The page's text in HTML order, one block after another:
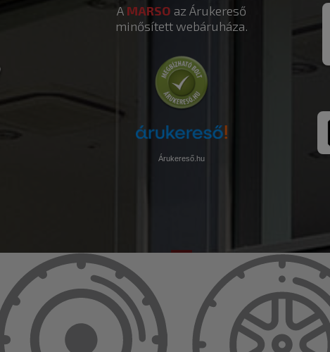
A MARSO az Árukereső
minősített webáruháza.
Árukereső.hu